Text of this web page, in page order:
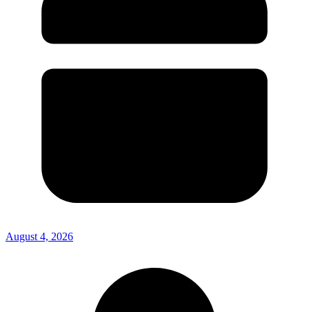
August 4, 2026